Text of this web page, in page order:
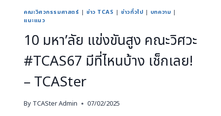
คณะวิศวกรรมศาสตร์ |ข่าว TCAS |ข่าวทั่วไป | บทความ |
แนะแนว
10 มหา’ลัย แข่งขันสูง คณะวิศวะ
#TCAS67 มีที่ไหนบ้าง เช็กเลย!
– TCASter
By TCASter Admin 07/02/2025